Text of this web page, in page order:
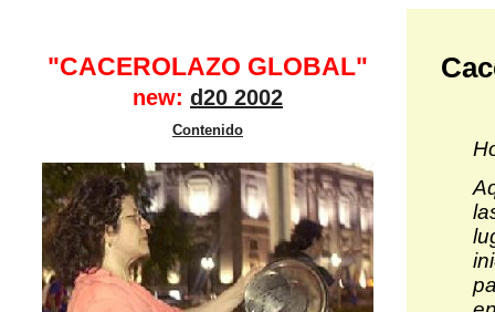
"CACEROLAZO GLOBAL"
new: d20 2002
Contenido